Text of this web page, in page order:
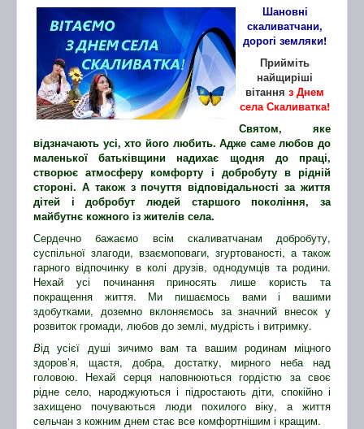
Шановні
скаливатчани,
дорогі земляки!
Прийміть
найщиріші
вітання з Днем
села Скаливатка!
Святом, яке
відзначають усі, хто його любить. Адже саме любов до
маленької батьківщини надихає щодня до праці,
створює атмосферу комфорту і добробуту в рідній
стороні. А також з почуття відповідальності за життя
дітей і добробут людей старшого покоління, за
майбутнє кожного із жителів села.
Сердечно бажаємо всім скаливатчанам добробуту,
суспільної злагоди, взаємоповаги, згуртованості, а також
гарного відпочинку в колі друзів, однодумців та родини.
Нехай усі починання приносять лише користь та
покращення життя. Ми пишаємось вами і вашими
здобутками, доземно вклоняємось за значний внесок у
розвиток громади, любов до землі, мудрість і витримку.
Від усієї душі зичимо вам та вашим родинам міцного
здоров’я, щастя, добра, достатку, мирного неба над
головою. Нехай серця наповнюються гордістю за своє
рідне село, народжуються і підростають діти, спокійно і
захищено почуваються люди похилого віку, а життя
сельчан з кожним днем стає все комфортнішим і кращим.